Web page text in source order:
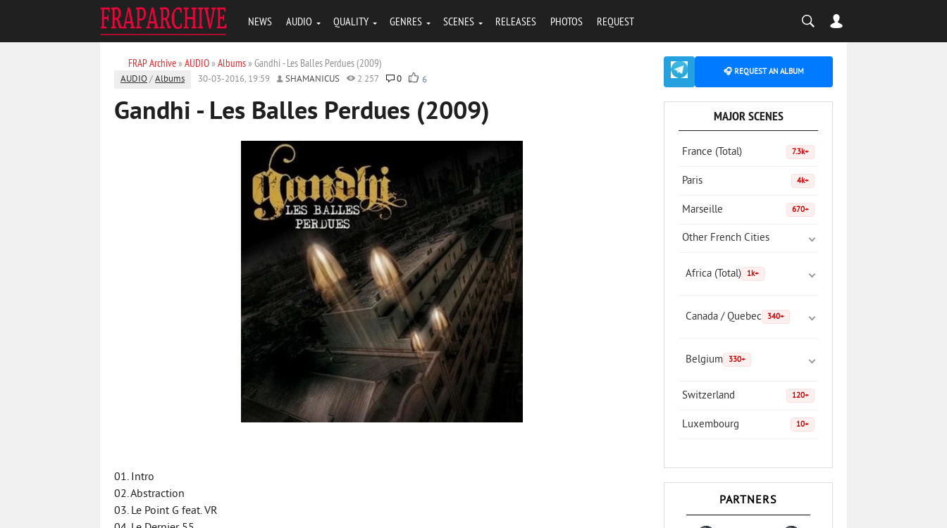
NEWS AUDIO QUALITY GENRES SCENES RELEASES PHOTOS REQUEST
FRAP Archive» AUDIO» Albums» Gandhi - Les Balles Perdues (2009)
AUDIO /Albums 30-03-2016, 19:59 SHAMANICUS 2 257 0 6
Gandhi - Les Balles Perdues (2009)
01. Intro
02. Abstraction
03. Le Point G feat. VR
🎧 REQUEST AN ALBUM
MAJOR SCENES
France (Total) 7.3k+
Paris 4k+
Marseille 670+
Other French Cities
Africa (Total) 1k+
Canada / Quebec 340+
Belgium 330+
Switzerland 120+
Luxembourg 10+
PARTNERS